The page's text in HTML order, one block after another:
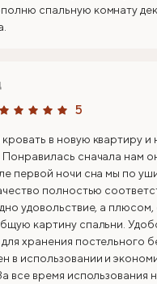
спальную комнату
5
в новую квартиру и
Понравилась сначала нам
первой ночи сна мы по
полностью
удовольствие, а
картину спальни.
хранения постельного
в использовании и
все время использования